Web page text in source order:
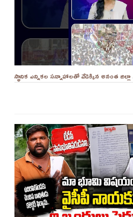
స్థానిక ఎన్నికల సన్నాహాలతో వేడెక్కిన అనంత